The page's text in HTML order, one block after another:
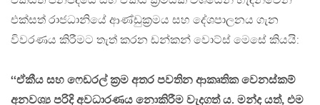
එක්සත් රාජධානියේ ආණ්ඩුක‍්‍රමය සහ දේශපාලනය ගැන
විවරණය කිරීමට තැත් කරන ඩන්කන් වොට්ස් මෙසේ කියයි:
‘‘ඒකීය සහ ෆෙඩරල් ක‍්‍රම අතර පවතින ආකෘතික වෙනස්කම්
අනවශ්‍ය පරිදි අවධාරණය නොකිරීම වැදගත් ය. මන්ද යත්, එම